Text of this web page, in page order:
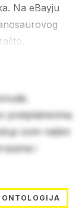
Na eBayju
pretplatnicima.
svim našim
i